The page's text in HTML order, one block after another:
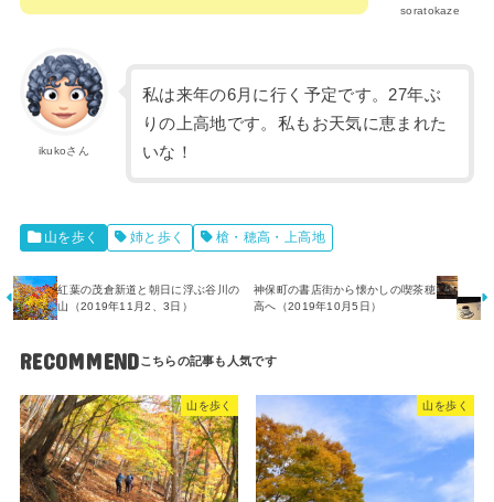
soratokaze
ikukoさん
私は来年の6月に行く予定です。27年ぶ
りの上高地です。私もお天気に恵まれた
いな！
山を歩く 姉と歩く 槍・穂高・上高地
紅葉の茂倉新道と朝日に浮ぶ谷川の
山（2019年11月2、3日）
神保町の書店街から懐かしの喫茶穂
高へ（2019年10月5日）
RECOMMEND
山を歩く 山を歩く